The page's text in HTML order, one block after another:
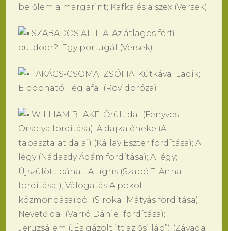
belőlem a margarint; Kafka és a szex (Versek)
SZABADOS ATTILA: Az átlagos férfi;
outdoor?; Egy portugál (Versek)
TAKÁCS-CSOMAI ZSÓFIA: Kútkáva; Ladik;
Eldobható; Téglafal (Rövidpróza)
WILLIAM BLAKE: Őrült dal (Fenyvesi
Orsolya fordítása); A dajka éneke (A
tapasztalat dalai) (Kállay Eszter fordítása); A
légy (Nádasdy Ádám fordítása); A légy;
Újszülött bánat; A tigris (Szabó T. Anna
fordításai); Válogatás A pokol
közmondásaiból (Sirokai Mátyás fordítása);
Nevető dal (Varró Dániel fordítása);
Jeruzsálem („És gázolt itt az ősi láb”) (Závada